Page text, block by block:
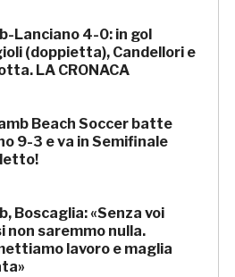
Lanciano 4-0: in gol
(doppietta), Candellori e
LA CRONACA
Beach Soccer batte
9-3 e va in Semifinale
Boscaglia: «Senza voi
non saremmo nulla.
lavoro e maglia